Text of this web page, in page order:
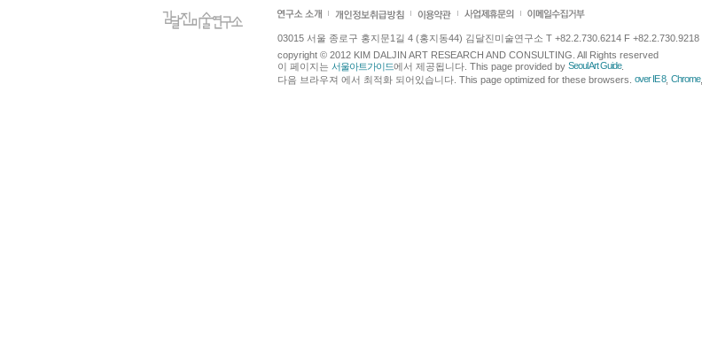
03015 서울 종로구 홍지문1길 4 (홍지동44) 김달진미술연구소 T +82.2.730.6214 F +82.2.730.9218
copyright © 2012 KIM DALJIN ART RESEARCH AND CONSULTING. All Rights reserved
이 페이지는 서울아트가이드에서 제공됩니다. This page provided by Seoul Art Guide.
다음 브라우져 에서 최적화 되어있습니다. This page optimized for these browsers. over IE 8, Chrome,